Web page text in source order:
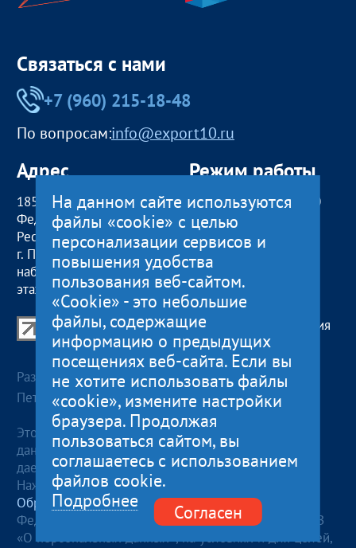
Связаться с нами
+7 (960) 215-18-48
По вопросам:info@export10.ru
Адрес
185000, Российская
Федерация,
Республика Карелия
г. Петрозаводск,
наб. Гюллинга, 11 / 2
этаж, офис 2
Режим работы
пн — чт:09:00 — 18:00
пт:09:00 — 17:00
обед с 13:00 до 14:00
сб, вс
Центр поддержки экспорта Республики Карелия
© 2012—2024
Разработка и поддержка сайта — «Артлекс», г.
Петрозаводск
Этот сайт использует файлы cookies для хранения
данных. Продолжая использовать данный сайт, Вы
даете согласие на работу с этими файлами.
Нажимая кнопку «Отправить», я даю согласие на
Обработку персональных данных, в соответствии с
Федеральным законом от 27.07.2006 года №152-ФЗ
«О персональных данных», на условиях и для целей,
На данном сайте используются
файлы «cookie» с целью
персонализации сервисов и
повышения удобства
пользования веб-сайтом.
«Cookie» - это небольшие
файлы, содержащие
информацию о предыдущих
посещениях веб-сайта. Если вы
не хотите использовать файлы
«cookie», измените настройки
браузера. Продолжая
пользоваться сайтом, вы
соглашаетесь с использованием
файлов cookie.
Подробнее
Согласен